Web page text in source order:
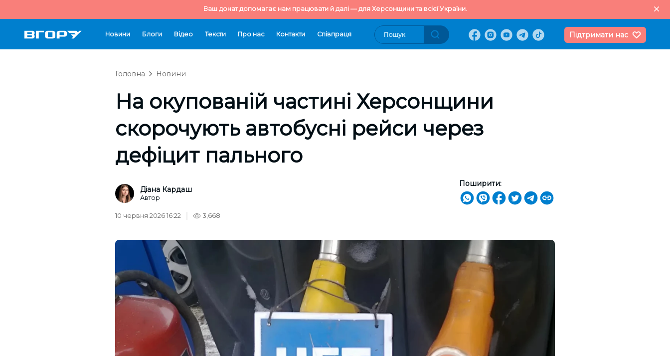
Ваш донат допомагає нам працювати й далі — для Херсонщини та всієї України.
Новини Блоги Відео Тексти Про нас Контакти Cпівпраця Підтримати нас
Головна Новини
На окупованій частині Херсонщини
скорочують автобусні рейси через
дефіцит пального
Діана Кардаш
Автор
Поширити:
10 червня 2026 16:22 3,668